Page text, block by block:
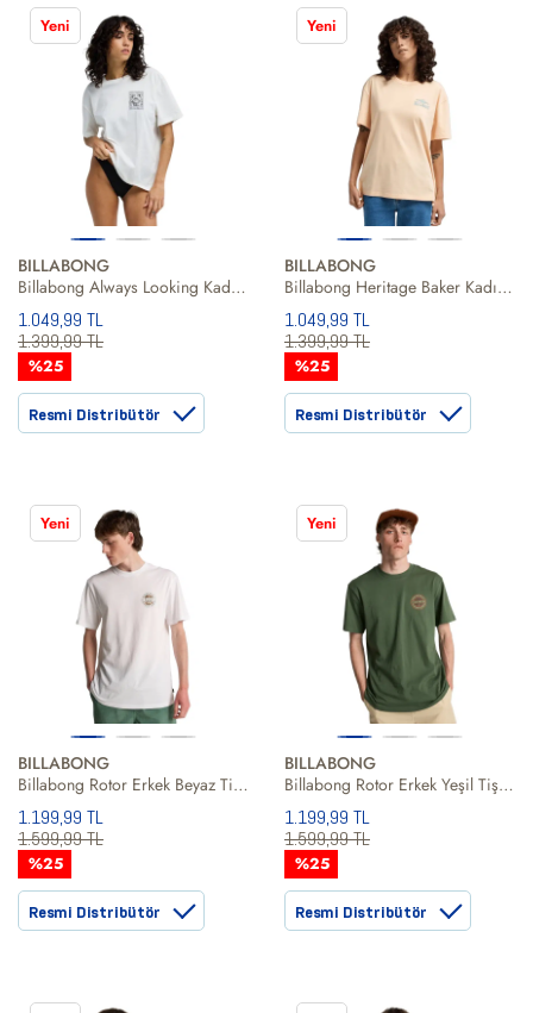
Yeni
BILLABONG
Billabong Always Looking Kadın Tişört
1.049,99 TL
1.399,99 TL
%25
Resmi Distribütör
Yeni
BILLABONG
Billabong Heritage Baker Kadın Tişört
1.049,99 TL
1.399,99 TL
%25
Resmi Distribütör
Yeni
BILLABONG
Billabong Rotor Erkek Beyaz Tişört
1.199,99 TL
1.599,99 TL
%25
Resmi Distribütör
Yeni
BILLABONG
Billabong Rotor Erkek Yeşil Tişört
1.199,99 TL
1.599,99 TL
%25
Resmi Distribütör